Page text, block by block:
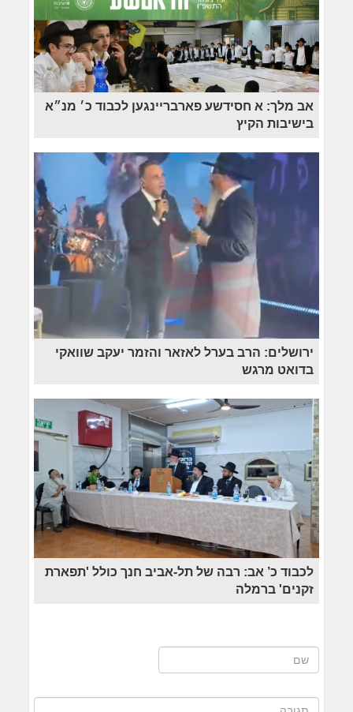
אב מלך: א חסידשע פארבריינגען לכבוד כ׳ מנ״א
בישיבות הקיץ
ירושלים: הרב בערל לאזאר והזמר יעקב שוואקי
בדואט מרגש
לכבוד כ’ אב: רבה של תל-אביב חנך כולל 'תפארת
זקנים' ברמלה